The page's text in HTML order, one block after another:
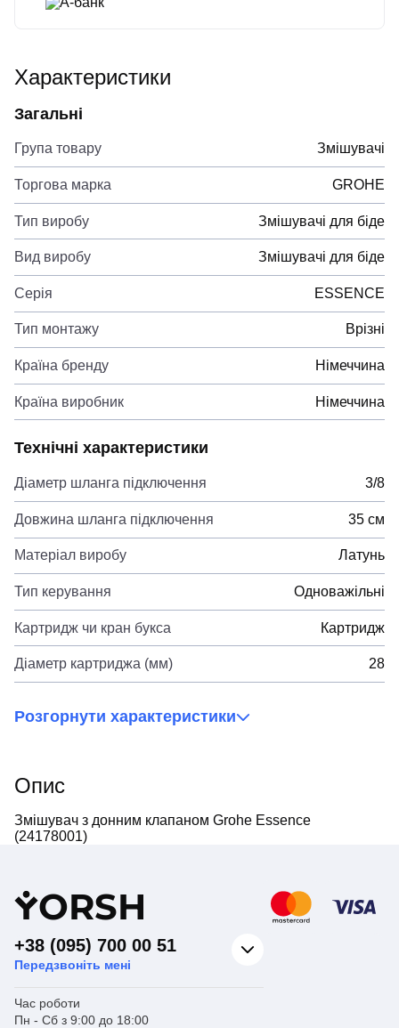
Характеристики
Загальні
Група товару Змішувачі
Торгова марка GROHE
Тип виробу Змішувачі для біде
Вид виробу Змішувачі для біде
Серія ESSENCE
Тип монтажу Врізні
Країна бренду Німеччина
Країна виробник Німеччина
Технічні характеристики
Діаметр шланга підключення 3/8
Довжина шланга підключення 35 см
Матеріал виробу Латунь
Тип керування Одноважільні
Картридж чи кран букса Картридж
Діаметр картриджа (мм) 28
Розгорнути характеристики
Опис
Змішувач з донним клапаном Grohe Essence
(24178001)
YORSH
+38 (095) 700 00 51
Передзвоніть мені
Час роботи
Пн - Сб з 9:00 до 18:00